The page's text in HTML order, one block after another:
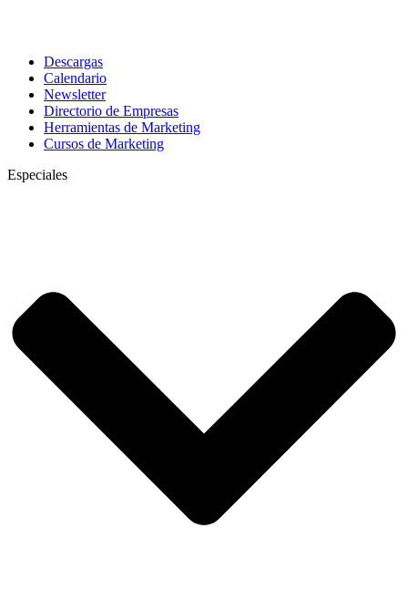
Descargas
Calendario
Newsletter
Directorio de Empresas
Herramientas de Marketing
Cursos de Marketing
Especiales